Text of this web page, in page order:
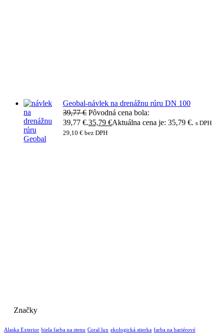
Geobal-návlek na drenážnu rúru DN 100
39,77€ Pôvodná cena bola:
39,77 €.35,79 €Aktuálna cena je: 35,79 €. s DPH
29,10 € bez DPH
Značky
Alaska Exterior biela farba na stenu Coral lux ekologická stierka farba na bariérové